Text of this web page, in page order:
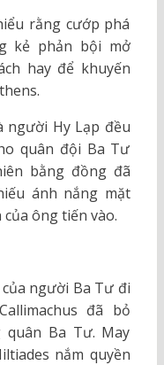
rằng cướp phá
kẻ phản bội mở
hay để khuyến
người Hy Lạp đều
quân đội Ba Tư
bằng đồng đã
ánh nắng mặt
ông tiến vào.
người Ba Tư đi
đã bỏ
Ba Tư. May
nắm quyền